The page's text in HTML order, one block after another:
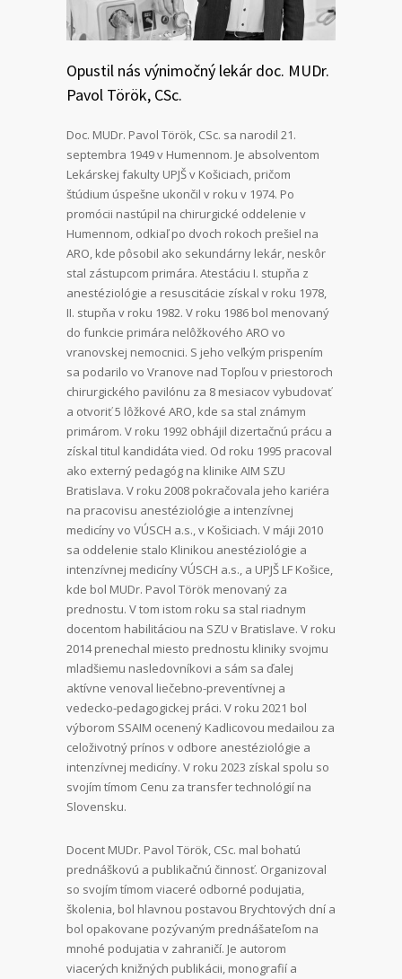
Opustil nás výnimočný lekár doc. MUDr.
Pavol Török, CSc.
Doc. MUDr. Pavol Török, CSc. sa narodil 21.
septembra 1949 v Humennom. Je absolventom
Lekárskej fakulty UPJŠ v Košiciach, pričom
štúdium úspešne ukončil v roku v 1974. Po
promócii nastúpil na chirurgické oddelenie v
Humennom, odkiaľ po dvoch rokoch prešiel na
ARO, kde pôsobil ako sekundárny lekár, neskôr
stal zástupcom primára. Atestáciu I. stupňa z
anestéziológie a resuscitácie získal v roku 1978,
II. stupňa v roku 1982. V roku 1986 bol menovaný
do funkcie primára nelôžkového ARO vo
vranovskej nemocnici. S jeho veľkým prispením
sa podarilo vo Vranove nad Topľou v priestoroch
chirurgického pavilónu za 8 mesiacov vybudovať
a otvoriť 5 lôžkové ARO, kde sa stal známym
primárom. V roku 1992 obhájil dizertačnú prácu a
získal titul kandidáta vied. Od roku 1995 pracoval
ako externý pedagóg na klinike AIM SZU
Bratislava. V roku 2008 pokračovala jeho kariéra
na pracovisu anestéziológie a intenzívnej
medicíny vo VÚSCH a.s., v Košiciach. V máji 2010
sa oddelenie stalo Klinikou anestéziológie a
intenzívnej medicíny VÚSCH a.s., a UPJŠ LF Košice,
kde bol MUDr. Pavol Török menovaný za
prednostu. V tom istom roku sa stal riadnym
docentom habilitáciou na SZU v Bratislave. V roku
2014 prenechal miesto prednostu kliniky svojmu
mladšiemu nasledovníkovi a sám sa ďalej
aktívne venoval liečebno-preventívnej a
vedecko-pedagogickej práci. V roku 2021 bol
výborom SSAIM ocenený Kadlicovou medailou za
celoživotný prínos v odbore anestéziológie a
intenzívnej medicíny. V roku 2023 získal spolu so
svojím tímom Cenu za transfer technológií na
Slovensku.
Docent MUDr. Pavol Török, CSc. mal bohatú
prednáškovú a publikačnú činnosť. Organizoval
so svojím tímom viaceré odborné podujatia,
školenia, bol hlavnou postavou Brychtových dní a
bol opakovane pozývaným prednášateľom na
mnohé podujatia v zahraničí. Je autorom
viacerých knižných publikácii, monografií a